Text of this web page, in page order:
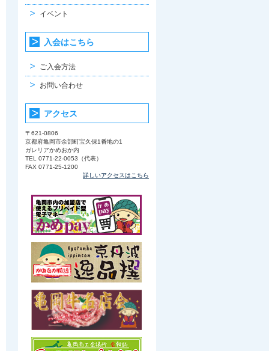
イベント
入会はこちら
ご入会方法
お問い合わせ
アクセス
〒621-0806
京都府亀岡市余部町宝久保1番地の1
ガレリアかめおか内
TEL 0771-22-0053（代表）
FAX 0771-25-1200
詳しいアクセスはこちら